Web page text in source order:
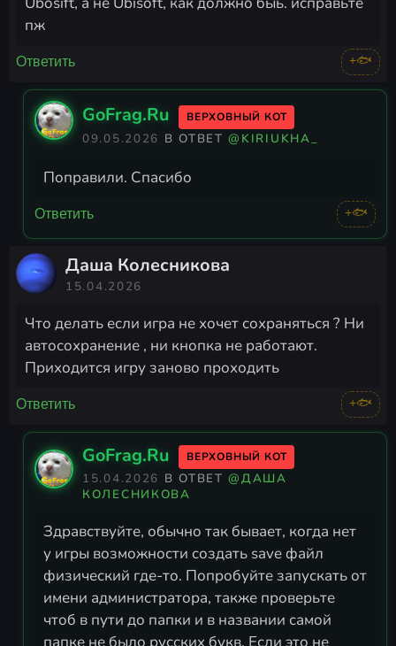
пж
Ответить +🐟
GoFrag.Ru ВЕРХОВНЫЙ КОТ
09.05.2026 В ОТВЕТ@KIRIUKHA_
Поправили. Спасибо
Ответить +🐟
Даша Колесникова
15.04.2026
Что делать если игра не хочет сохраняться ? Ни
автосохранение , ни кнопка не работают.
Приходится игру заново проходить
Ответить +🐟
GoFrag.Ru ВЕРХОВНЫЙ КОТ
15.04.2026 В ОТВЕТ@ДАША
КОЛЕСНИКОВА
Здравствуйте, обычно так бывает, когда нет
у игры возможности создать save файл
физический где-то. Попробуйте запускать от
имени администратора, также проверьте
чтоб в пути до папки и в названии самой